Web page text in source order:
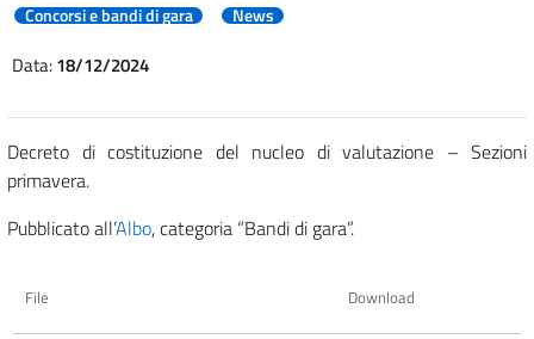
Concorsi e bandi di gara News
Data:18/12/2024
Decreto di costituzione del nucleo di valutazione – Sezioni
primavera.
Pubblicato all’Albo, categoria “Bandi di gara”.
File Download